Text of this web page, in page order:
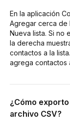
En la aplicación
Agregar cerca de
Nueva lista. Si no
la derecha
contactos a la
agrega contactos
¿Cómo
archivo CSV?